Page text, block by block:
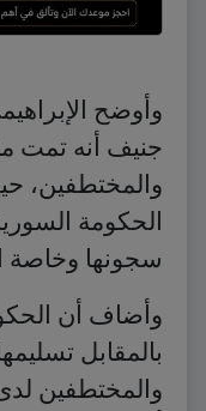
وأوضح
جنيف أنه تمت
والمختطفين،
الحكومة
سجونها وخاصة
وأضاف أن
بالمقابل
والمختطفين